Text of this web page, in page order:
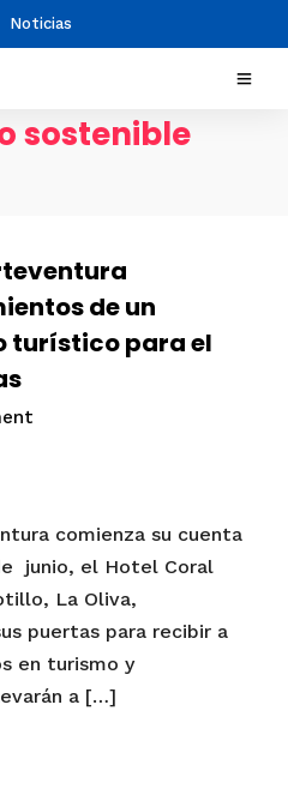
Noticias
sostenible
de un
turístico para el
comienza su cuenta
junio, el Hotel Coral
La Oliva,
puertas para recibir a
en turismo y
a […]